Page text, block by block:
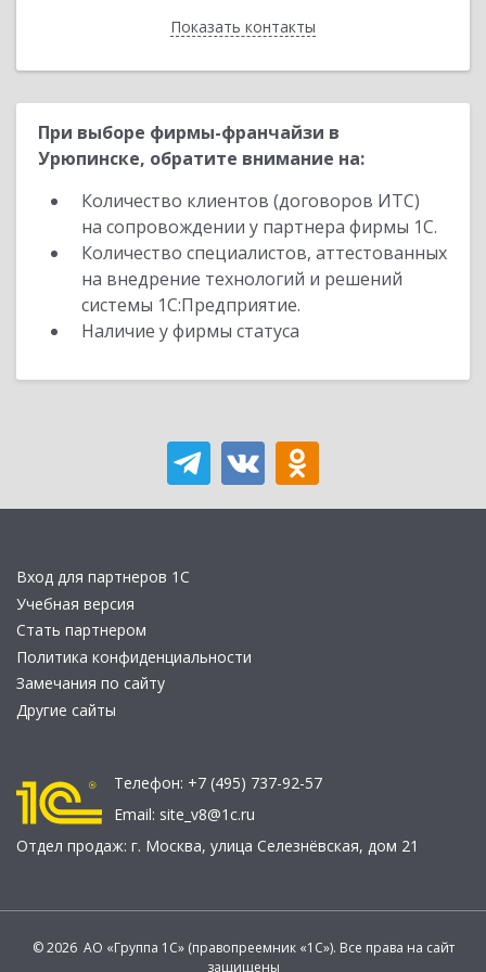
Показать контакты
Назад
При выборе фирмы-франчайзи в
Урюпинске, обратите внимание на:
Количество клиентов (договоров ИТС)
на сопровождении у партнера фирмы 1С.
Количество специалистов, аттестованных
на внедрение технологий и решений
системы 1С:Предприятие.
Наличие у фирмы статуса
Вход для партнеров 1С
Учебная версия
Стать партнером
Политика конфиденциальности
Замечания по сайту
Другие сайты
Телефон: +7 (495) 737-92-57
Email: site_v8@1c.ru
Отдел продаж: г. Москва, улица Селезнёвская, дом 21
© 2026 АО «Группа 1С» (правопреемник «1С»). Все права на сайт
защищены